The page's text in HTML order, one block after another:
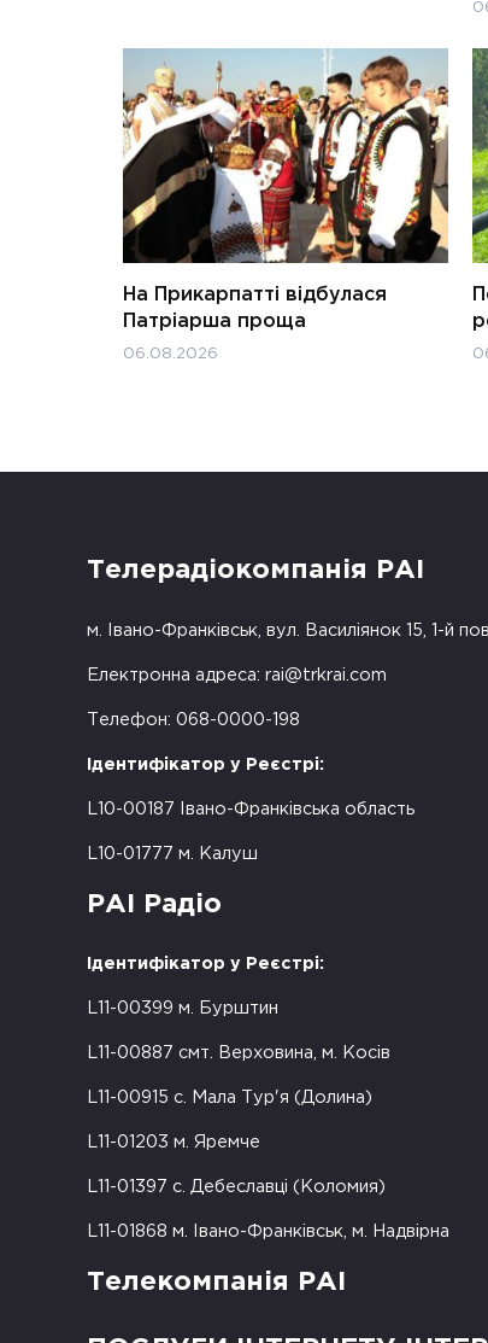
На Прикарпатті відбулася
Патріарша проща
06.08.2026
Телерадіокомпанія РАІ
м. Івано-Франківськ, вул. Василіянок 15, 1-й
Електронна адреса: rai@trkrai.com
Телефон: 068-0000-198
Ідентифікатор у Реєстрі:
L10-00187 Івано-Франківська область
L10-01777 м. Калуш
РАІ Радіо
Ідентифікатор у Реєстрі:
L11-00399 м. Бурштин
L11-00887 смт. Верховина, м. Косів
L11-00915 с. Мала Тур'я (Долина)
L11-01203 м. Яремче
L11-01397 с. Дебеславці (Коломия)
L11-01868 м. Івано-Франківськ, м. Надвірна
Телекомпанія РАІ